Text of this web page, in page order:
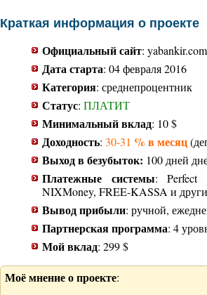
Краткая информация о проекте
Официальный сайт: yabankir.com
Дата старта: 04 февраля 2016
Категория: среднепроцентник
Статус: ПЛАТИТ
Минимальный вклад: 10 $
Доходность: 30-31 % в месяц
Выход в безубыток: 100 дней
Платежные системы: Perfect
NIXMoney, FREE-KASSA и
Вывод прибыли: ручной,
Партнерская программа: 4
Мой вклад: 299 $
Моё мнение о проекте: